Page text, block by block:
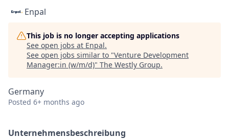
Enpal
This job is no longer accepting applications
See open jobs at Enpal.
See open jobs similar to "Venture Development
Manager:in (w/m/d)" The Westly Group.
Germany
Posted 6+ months ago
Unternehmensbeschreibung